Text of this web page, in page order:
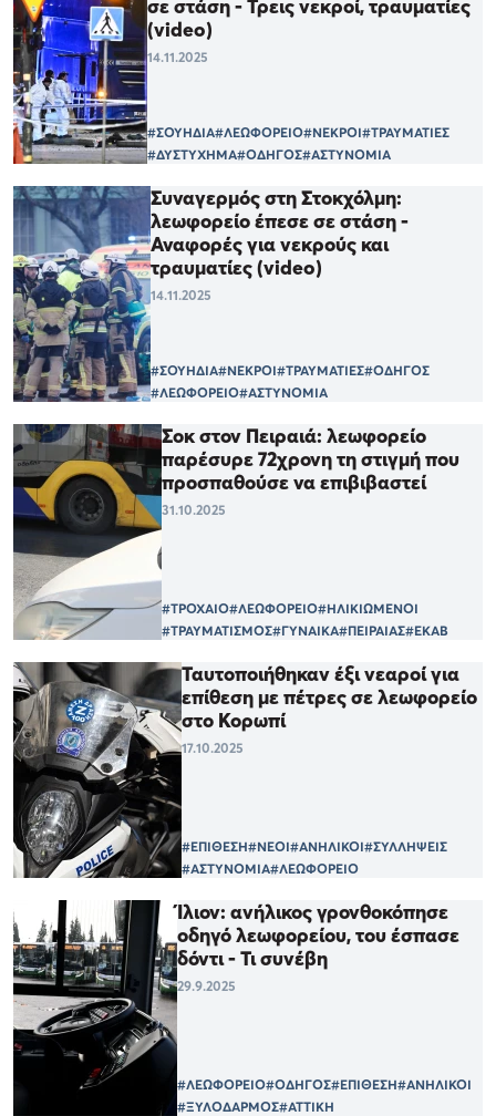
σε στάση - Τρεις νεκροί, τραυματίες
(video)
14.11.2025
#ΣΟΥΗΔΙΑ#ΛΕΩΦΟΡΕΙΟ#ΝΕΚΡΟΙ#ΤΡΑΥΜΑΤΙΕΣ
#ΔΥΣΤΥΧΗΜΑ#ΟΔΗΓΟΣ#ΑΣΤΥΝΟΜΙΑ
Συναγερμός στη Στοκχόλμη:
λεωφορείο έπεσε σε στάση -
Αναφορές για νεκρούς και
τραυματίες (video)
14.11.2025
#ΣΟΥΗΔΙΑ#ΝΕΚΡΟΙ#ΤΡΑΥΜΑΤΙΕΣ#ΟΔΗΓΟΣ
#ΛΕΩΦΟΡΕΙΟ#ΑΣΤΥΝΟΜΙΑ
Σοκ στον Πειραιά: λεωφορείο
παρέσυρε 72χρονη τη στιγμή που
προσπαθούσε να επιβιβαστεί
31.10.2025
#ΤΡΟΧΑΙΟ#ΛΕΩΦΟΡΕΙΟ#ΗΛΙΚΙΩΜΕΝΟΙ
#ΤΡΑΥΜΑΤΙΣΜΟΣ#ΓΥΝΑΙΚΑ#ΠΕΙΡΑΙΑΣ#ΕΚΑΒ
Ταυτοποιήθηκαν έξι νεαροί για
επίθεση με πέτρες σε λεωφορείο
στο Κορωπί
17.10.2025
#ΕΠΙΘΕΣΗ#ΝΕΟΙ#ΑΝΗΛΙΚΟΙ#ΣΥΛΛΗΨΕΙΣ
#ΑΣΤΥΝΟΜΙΑ#ΛΕΩΦΟΡΕΙΟ
Ίλιον: ανήλικος γρονθοκόπησε
οδηγό λεωφορείου, του έσπασε
δόντι - Τι συνέβη
29.9.2025
#ΛΕΩΦΟΡΕΙΟ#ΟΔΗΓΟΣ#ΕΠΙΘΕΣΗ#ΑΝΗΛΙΚΟΙ
#ΞΥΛΟΔΑΡΜΟΣ#ΑΤΤΙΚΗ